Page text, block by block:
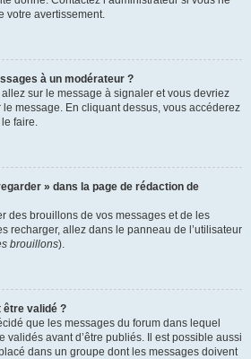
votre avertissement.
à un modérateur ?
allez sur le message à signaler et vous devriez
message. En cliquant dessus, vous accéderez
faire.
» dans la page de rédaction de
des brouillons de vos messages et de les
recharger, allez dans le panneau de l’utilisateur
brouillons).
être validé ?
que les messages du forum dans lequel
validés avant d’être publiés. Il est possible aussi
dans un groupe dont les messages doivent